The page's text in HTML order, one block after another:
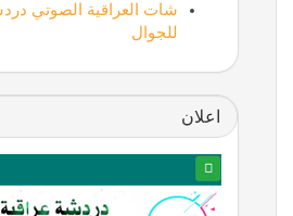
شات العراقية الصوتي
للجوال
اعلان